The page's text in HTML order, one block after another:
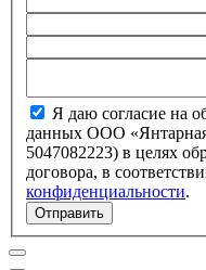
Я даю согласие на
данных ООО
5047082223) в целях обработки запроса и заключение
договора, в
конфиденциальности.
Отправить